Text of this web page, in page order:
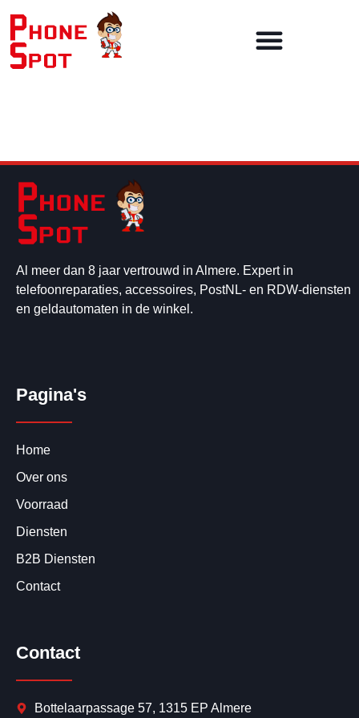
Al meer dan 8 jaar vertrouwd in Almere. Expert in
telefoonreparaties, accessoires, PostNL- en RDW-diensten
en geldautomaten in de winkel.
Pagina's
Home
Over ons
Voorraad
Diensten
B2B Diensten
Contact
Contact
Bottelaarpassage 57, 1315 EP Almere